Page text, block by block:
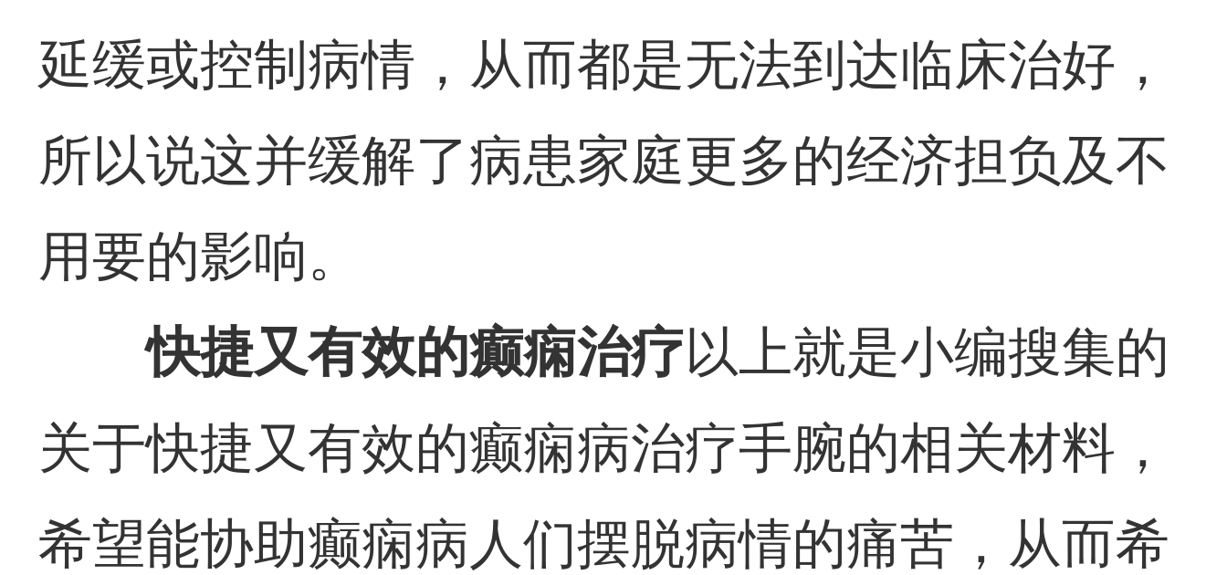
延缓或控制病情，从而都是无法到达临床治好，
所以说这并缓解了病患家庭更多的经济担负及不
用要的影响。
快捷又有效的癫痫治疗以上就是小编搜集的
关于快捷又有效的癫痫病治疗手腕的相关材料，
希望能协助癫痫病人们摆脱病情的痛苦，从而希